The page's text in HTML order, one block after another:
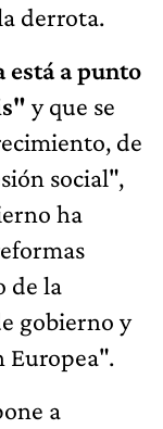
derrota.
está a punto
y que se
de
social",
ha
de la
gobierno y
Europea".
a